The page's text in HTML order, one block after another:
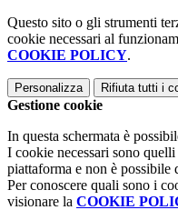
Questo sito o gli strumenti
cookie necessari al
COOKIE POLICY.
Personalizza Rifiuta tutti i
Gestione cookie
In questa schermata è
I cookie necessari sono
piattaforma e non è possibile
Per conoscere quali sono i
visionare la COOKIE